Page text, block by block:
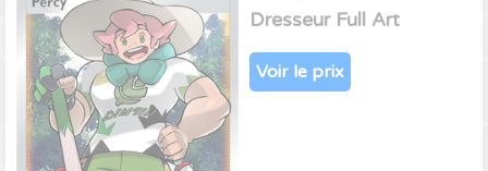
Dresseur Full Art
Voir le prix